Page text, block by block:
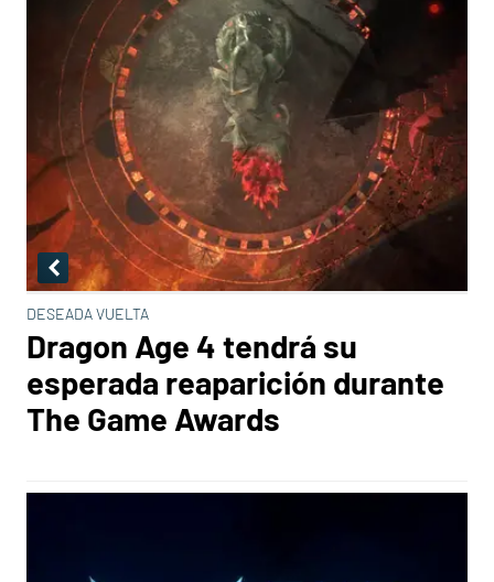
DESEADA VUELTA
Dragon Age 4 tendrá su
esperada reaparición durante
The Game Awards